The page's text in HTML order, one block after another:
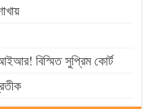
বিস্মিত সুপ্রিম কোর্ট